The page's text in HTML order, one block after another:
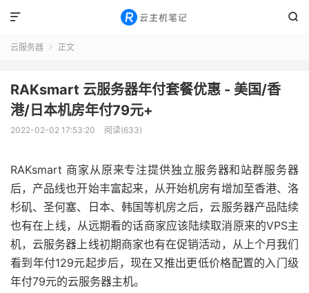


云服务器  正文
RAKsmart 云服务器年付套餐优惠 - 美国/香
港/日本机房年付79元+
2022-02-02 17:53:20 阅读(633)
RAKsmart 商家从原来专注提供独立服务器和站群服务器
后，产品线也开始丰富起来，从开始机房有增加至香港、洛
杉矶、圣何塞、日本、韩国等机房之后，云服务器产品陆续
也有在上线，从远期看的话商家应该陆续取消原来的VPS主
机，云服务器上线初期商家也有在促销活动，从上个月我们
看到年付129元起步后，现在又推出更低价格配置的入门级
年付79元的云服务器主机。